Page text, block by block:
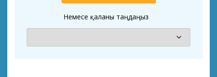
Немесе қаланы таңдаңыз